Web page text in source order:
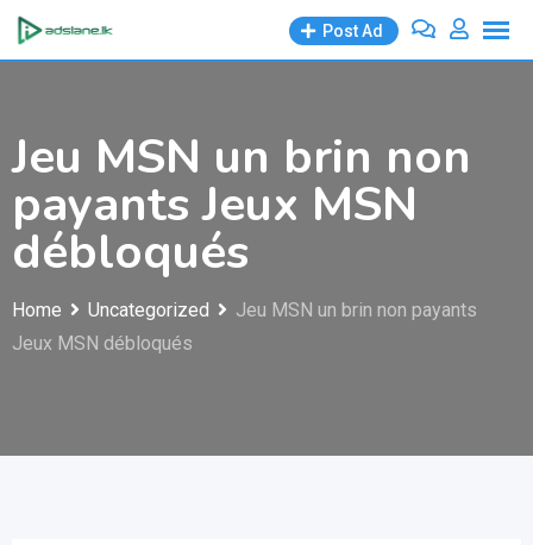
Skip
Post Ad
Jeu MSN un brin non
payants Jeux MSN
débloqués
Home Uncategorized
Jeu MSN un brin non payants
Jeux MSN débloqués